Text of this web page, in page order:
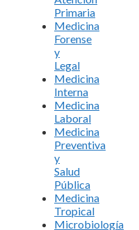
Primaria
Medicina
Forense
y
Legal
Medicina
Interna
Medicina
Laboral
Medicina
Preventiva
y
Salud
Pública
Medicina
Tropical
Microbiología